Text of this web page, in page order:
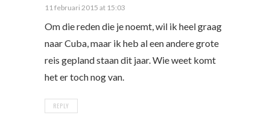
11 februari 2015 at 15:03
Om die reden die je noemt, wil ik heel graag
naar Cuba, maar ik heb al een andere grote
reis gepland staan dit jaar. Wie weet komt
het er toch nog van.
REPLY